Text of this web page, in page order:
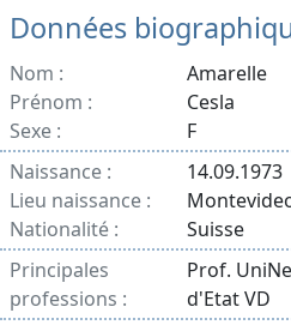
Données
Nom :
Amarelle
Prénom :
Cesla
Sexe :
F
Naissance :
14.09.1973
Lieu naissance :
Nationalité :
Suisse
Principales
professions :
Prof.
d'Etat VD